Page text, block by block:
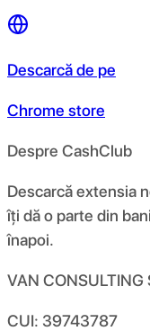
Descarcă de pe
Chrome store
Despre CashClub
Descarcă extensia
îți dă o parte din
înapoi.
VAN CONSULTING
CUI: 39743787